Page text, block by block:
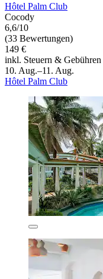
Hôtel Palm Club
Cocody
6,6/10
(33 Bewertungen)
149 €
inkl. Steuern & Gebühren
10. Aug.–11. Aug.
Hôtel Palm Club